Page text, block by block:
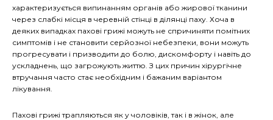
характеризується випинанням органів або жирової тканини
через слабкі місця в черевній стінці в ділянці паху. Хоча в
деяких випадках пахові грижі можуть не спричиняти помітних
симптомів і не становити серйозної небезпеки, вони можуть
прогресувати і призводити до болю, дискомфорту і навіть до
ускладнень, що загрожують життю. З цих причин хірургічне
втручання часто стає необхідним і бажаним варіантом
лікування.
Пахові грижі трапляються як у чоловіків, так і в жінок, але